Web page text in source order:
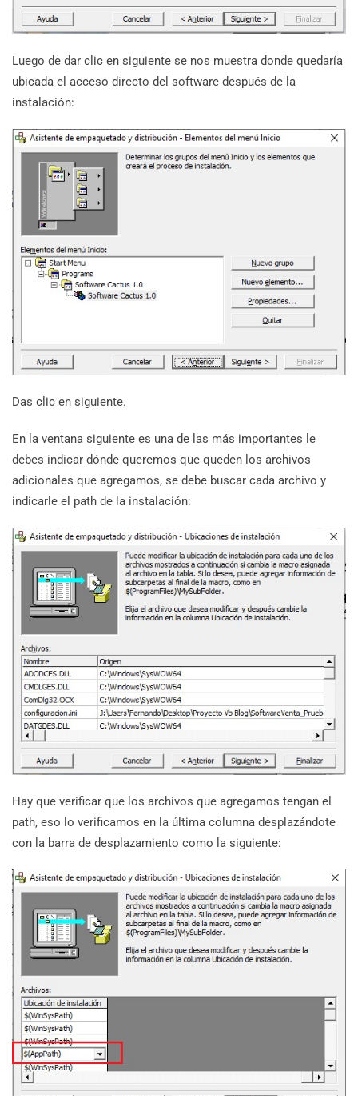
Luego de dar clic en siguiente se nos muestra donde quedaría
ubicada el acceso directo del software después de la
instalación:
Das clic en siguiente.
En la ventana siguiente es una de las más importantes le
debes indicar dónde queremos que queden los archivos
adicionales que agregamos, se debe buscar cada archivo y
indicarle el path de la instalación:
Hay que verificar que los archivos que agregamos tengan el
path, eso lo verificamos en la última columna desplazándote
con la barra de desplazamiento como la siguiente: